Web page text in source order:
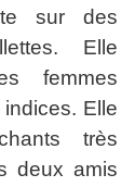
sur des
Elle
femmes
Elle
très
deux amis